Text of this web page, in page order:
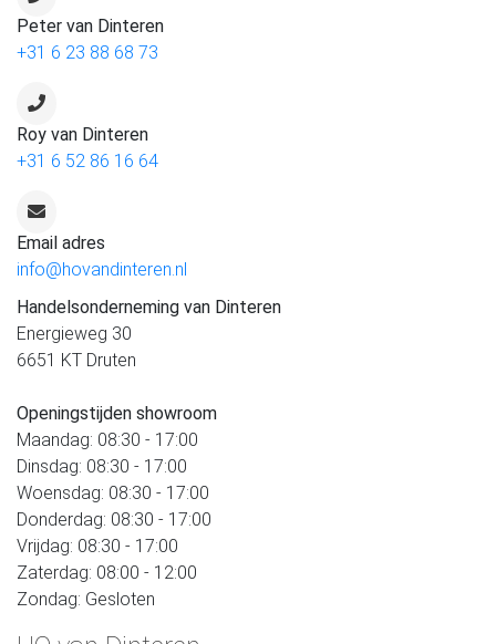
Peter van Dinteren
+31 6 23 88 68 73
Roy van Dinteren
+31 6 52 86 16 64
Email adres
info@hovandinteren.nl
Handelsonderneming van Dinteren
Energieweg 30
6651 KT Druten
Openingstijden showroom
Maandag: 08:30 - 17:00
Dinsdag: 08:30 - 17:00
Woensdag: 08:30 - 17:00
Donderdag: 08:30 - 17:00
Vrijdag: 08:30 - 17:00
Zaterdag: 08:00 - 12:00
Zondag: Gesloten